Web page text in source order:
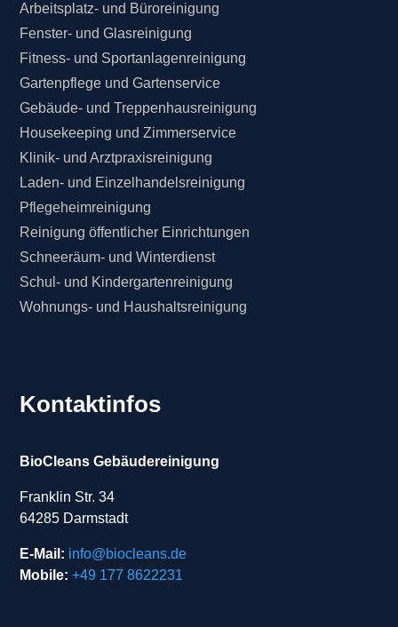
Arbeitsplatz- und Büroreinigung
Fenster- und Glasreinigung
Fitness- und Sportanlagenreinigung
Gartenpflege und Gartenservice
Gebäude- und Treppenhausreinigung
Housekeeping und Zimmerservice
Klinik- und Arztpraxisreinigung
Laden- und Einzelhandelsreinigung
Pflegeheimreinigung
Reinigung öffentlicher Einrichtungen
Schneeräum- und Winterdienst
Schul- und Kindergartenreinigung
Wohnungs- und Haushaltsreinigung
Kontaktinfos
BioCleans Gebäudereinigung
Franklin Str. 34
64285 Darmstadt
E-Mail: info@biocleans.de
Mobile: +49 177 8622231